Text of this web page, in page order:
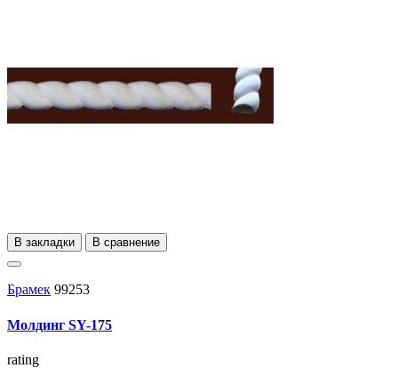
В закладки В сравнение
Брамек 99253
Молдинг SY-175
rating